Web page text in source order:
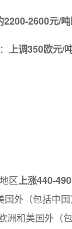
2600元/吨
上调350欧元/
区上涨440-
外（包括中
洲和美国外（